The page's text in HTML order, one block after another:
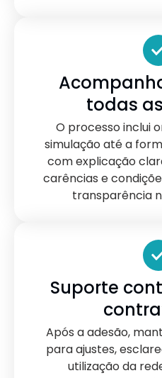
todas
O processo inclui
simulação até a
com explicação
carências e
transparência
Suporte
Após a adesão,
para ajustes,
utilização da